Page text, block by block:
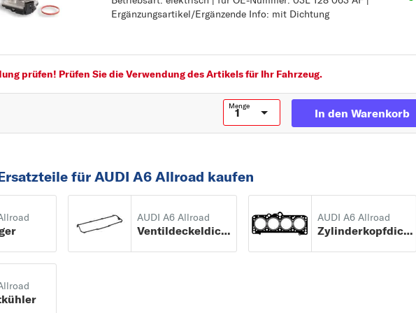
Ergänzungsartikel/Ergänzende Info: mit Dichtung
Anschlussanzahl: 5
Ergänzungsartikel/Ergänzende Info: mit Dichtung
prüfen! Prüfen Sie die Verwendung des Artikels für Ihr Fahrzeug.
Menge
In den Warenkorb
für AUDI A6 Allroad kaufen
AUDI A6 Allroad
Ventildeckeldichtung
AUDI A6 Allroad
Zylinderkopfdichtung